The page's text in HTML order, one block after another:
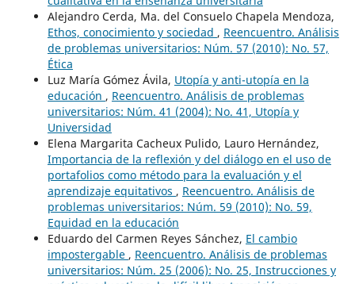
Alejandro Cerda, Ma. del Consuelo Chapela Mendoza,
Ethos, conocimiento y sociedad , Reencuentro. Análisis
de problemas universitarios: Núm. 57 (2010): No. 57,
Ética
Luz María Gómez Ávila, Utopía y anti-utopía en la
educación , Reencuentro. Análisis de problemas
universitarios: Núm. 41 (2004): No. 41, Utopía y
Universidad
Elena Margarita Cacheux Pulido, Lauro Hernández,
Importancia de la reflexión y del diálogo en el uso de
portafolios como método para la evaluación y el
aprendizaje equitativos , Reencuentro. Análisis de
problemas universitarios: Núm. 59 (2010): No. 59,
Equidad en la educación
Eduardo del Carmen Reyes Sánchez, El cambio
impostergable , Reencuentro. Análisis de problemas
universitarios: Núm. 25 (2006): No. 25, Instrucciones y